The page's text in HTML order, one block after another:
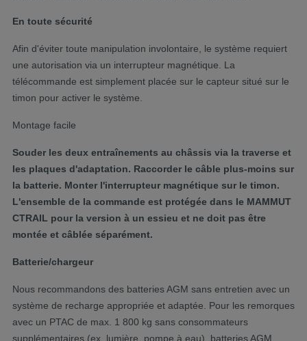
En toute sécurité
Afin d'éviter toute manipulation involontaire, le système requiert
une autorisation via un interrupteur magnétique. La
télécommande est simplement placée sur le capteur situé sur le
timon pour activer le système.
Montage facile
Souder les deux entraînements au châssis via la traverse et
les plaques d'adaptation. Raccorder le câble plus-moins sur
la batterie. Monter l'interrupteur magnétique sur le timon.
L'ensemble de la commande est protégée dans le MAMMUT
CTRAIL pour la version à un essieu et ne doit pas être
montée et câblée séparément.
Batterie/chargeur
Nous recommandons des batteries AGM sans entretien avec un
système de recharge appropriée et adaptée. Pour les remorques
avec un PTAC de max. 1 800 kg sans consommateurs
supplémentaires (ex. lumière, pompe à eau), batteries AGM